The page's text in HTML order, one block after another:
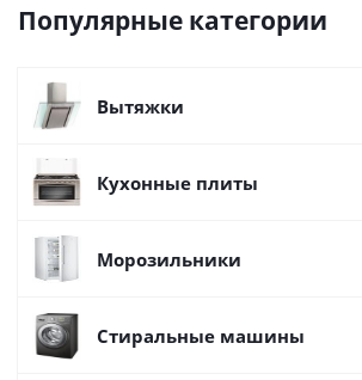
Популярные категории
Вытяжки
Кухонные плиты
Морозильники
Стиральные машины